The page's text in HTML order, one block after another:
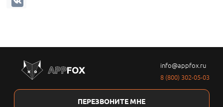
info@appfox.ru
8 (800) 302-05-03
ПЕРЕЗВОНИТЕ МНЕ